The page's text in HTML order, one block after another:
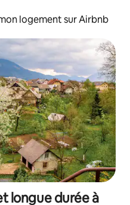
logement sur Airbnb
longue durée à